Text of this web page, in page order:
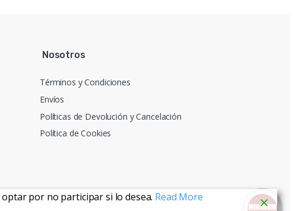
Nosotros
Términos y Condiciones
Envíos
Políticas de Devolución y Cancelación
Política de Cookies
por no participar si lo desea. Read More